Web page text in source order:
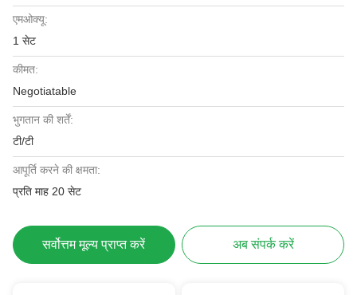
एमओक्यू:
1 सेट
कीमत:
Negotiatable
भुगतान की शर्तें:
टी/टी
आपूर्ति करने की क्षमता:
प्रति माह 20 सेट
सर्वोत्तम मूल्य प्राप्त करें अब संपर्क करें